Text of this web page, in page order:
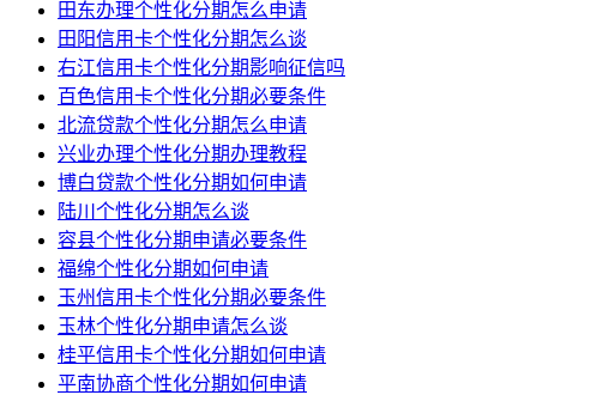
田东办理个性化分期怎么申请
田阳信用卡个性化分期怎么谈
右江信用卡个性化分期影响征信吗
百色信用卡个性化分期必要条件
北流贷款个性化分期怎么申请
兴业办理个性化分期办理教程
博白贷款个性化分期如何申请
陆川个性化分期怎么谈
容县个性化分期申请必要条件
福绵个性化分期如何申请
玉州信用卡个性化分期必要条件
玉林个性化分期申请怎么谈
桂平信用卡个性化分期如何申请
平南协商个性化分期如何申请